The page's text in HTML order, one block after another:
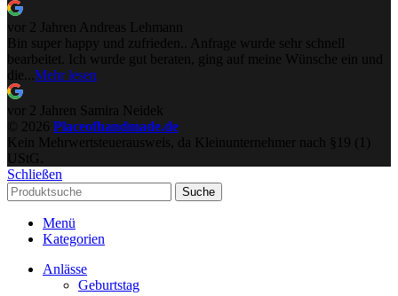
vor 2 Jahren Andreas Lehmann
Bin super happy und zufrieden.. Anfrage wurde sehr schnell
bearbeitet. Ich wurde gut beraten, ging auf meine Wünsche ein und
die... Mehr lesen
vor 2 Jahren Samira Neidek
© 2026 Placeofhandmade.de
Kein Mehrwertsteuerausweis, da Kleinunternehmer nach §19 (1)
UStG.
Schließen
Suche
Menü
Kategorien
Anlässe
Geburtstag